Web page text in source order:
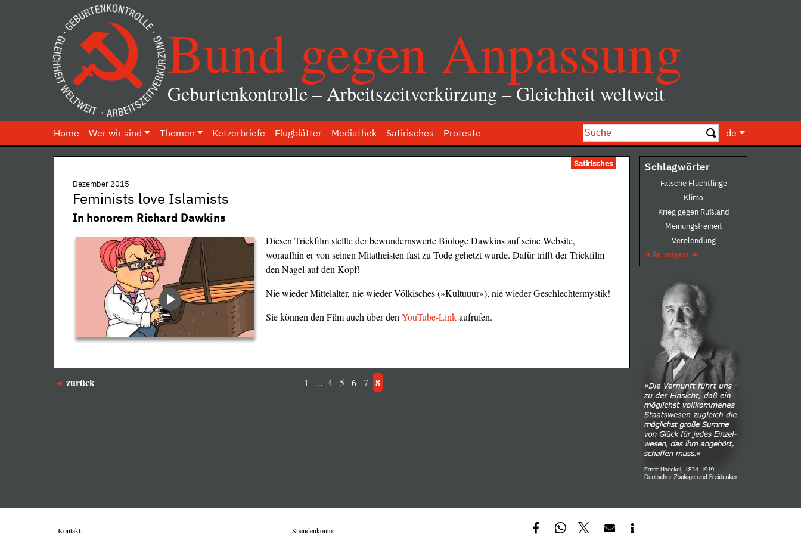
Bund gegen Anpassung
Geburtenkontrolle – Arbeitszeitverkürzung – Gleichheit weltweit
Home Wer wir sind Themen Ketzerbriefe Flugblätter Mediathek Satirisches Proteste de
Satirisches
Dezember 2015
Feminists love Islamists
In honorem Richard Dawkins
Diesen Trickfilm stellte der bewundernswerte Biologe Dawkins auf seine Website,
woraufhin er von seinen Mitatheisten fast zu Tode gehetzt wurde. Dafür trifft der Trickfilm
den Nagel auf den Kopf!
Nie wieder Mittelalter, nie wieder Völkisches (»Kultuuur«), nie wieder Geschlechtermystik!
Sie können den Film auch über denYouTube-Linkaufrufen.
zurück 1 … 4 5 6 7 8
Schlagwörter
Falsche Flüchtlinge
Klima
Krieg gegen Rußland
Meinungsfreiheit
Verelendung
Alle zeigen
Kontakt: Spendenkonto: